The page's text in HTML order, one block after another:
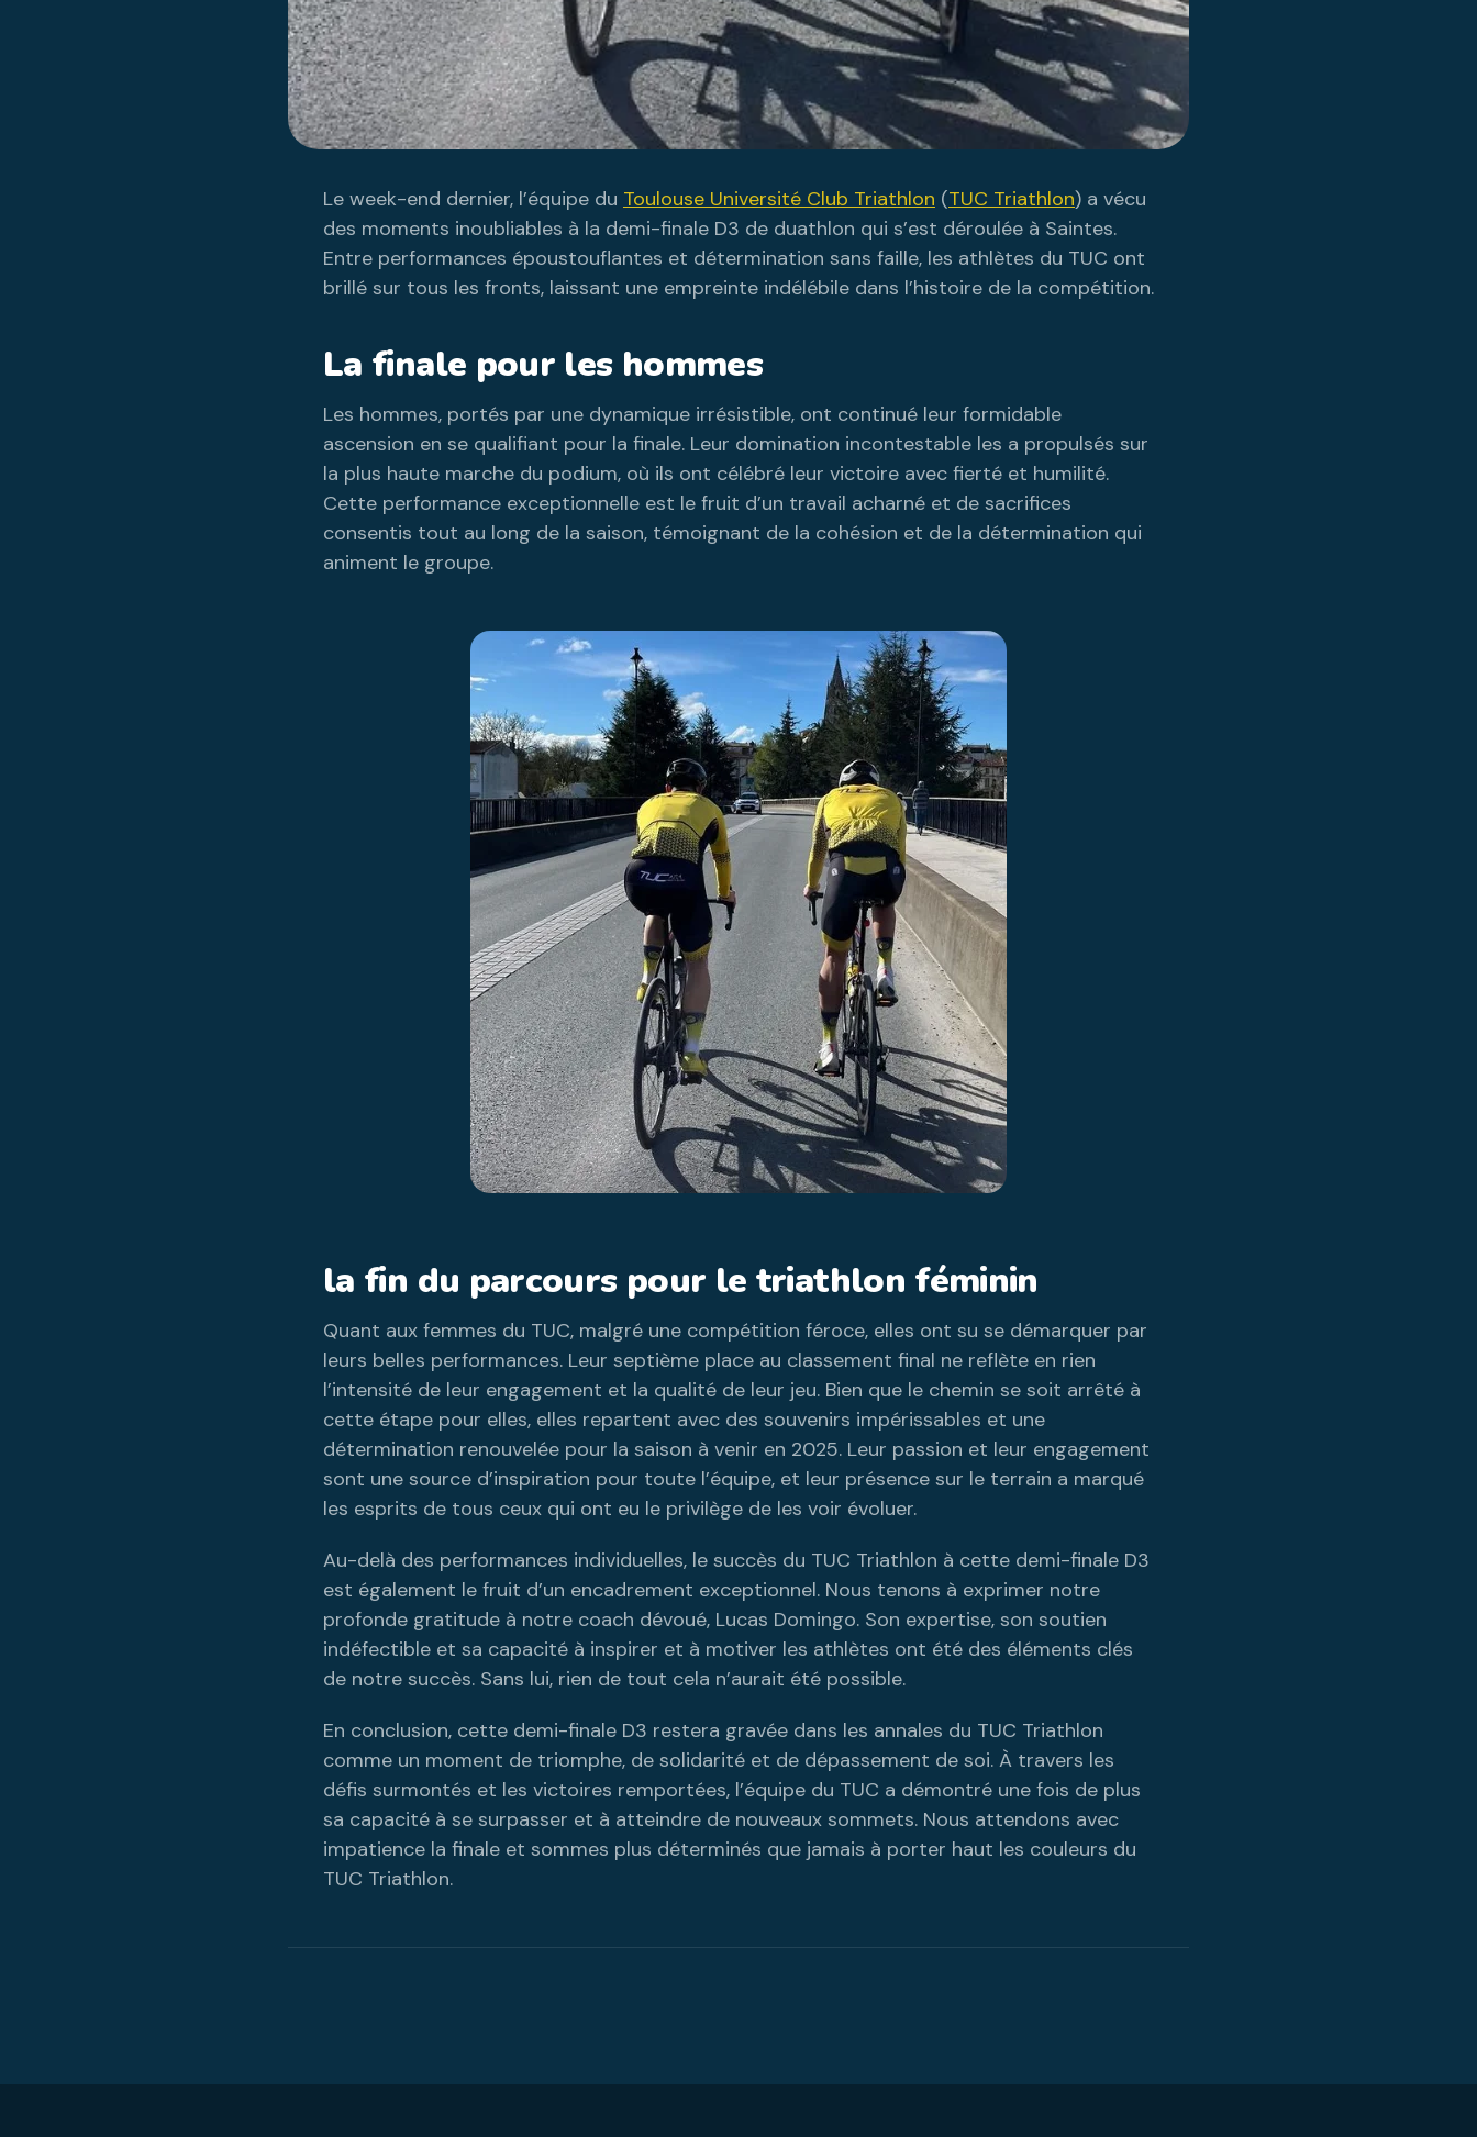
Le week-end dernier, l’équipe du Toulouse Université Club Triathlon (TUC Triathlon) a vécu
des moments inoubliables à la demi-finale D3 de duathlon qui s’est déroulée à Saintes.
Entre performances époustouflantes et détermination sans faille, les athlètes du TUC ont
brillé sur tous les fronts, laissant une empreinte indélébile dans l’histoire de la compétition.
La finale pour les hommes
Les hommes, portés par une dynamique irrésistible, ont continué leur formidable
ascension en se qualifiant pour la finale. Leur domination incontestable les a propulsés sur
la plus haute marche du podium, où ils ont célébré leur victoire avec fierté et humilité.
Cette performance exceptionnelle est le fruit d’un travail acharné et de sacrifices
consentis tout au long de la saison, témoignant de la cohésion et de la détermination qui
animent le groupe.
la fin du parcours pour le triathlon féminin
Quant aux femmes du TUC, malgré une compétition féroce, elles ont su se démarquer par
leurs belles performances. Leur septième place au classement final ne reflète en rien
l’intensité de leur engagement et la qualité de leur jeu. Bien que le chemin se soit arrêté à
cette étape pour elles, elles repartent avec des souvenirs impérissables et une
détermination renouvelée pour la saison à venir en 2025. Leur passion et leur engagement
sont une source d’inspiration pour toute l’équipe, et leur présence sur le terrain a marqué
les esprits de tous ceux qui ont eu le privilège de les voir évoluer.
Au-delà des performances individuelles, le succès du TUC Triathlon à cette demi-finale D3
est également le fruit d’un encadrement exceptionnel. Nous tenons à exprimer notre
profonde gratitude à notre coach dévoué, Lucas Domingo. Son expertise, son soutien
indéfectible et sa capacité à inspirer et à motiver les athlètes ont été des éléments clés
de notre succès. Sans lui, rien de tout cela n’aurait été possible.
En conclusion, cette demi-finale D3 restera gravée dans les annales du TUC Triathlon
comme un moment de triomphe, de solidarité et de dépassement de soi. À travers les
défis surmontés et les victoires remportées, l’équipe du TUC a démontré une fois de plus
sa capacité à se surpasser et à atteindre de nouveaux sommets. Nous attendons avec
impatience la finale et sommes plus déterminés que jamais à porter haut les couleurs du
TUC Triathlon.